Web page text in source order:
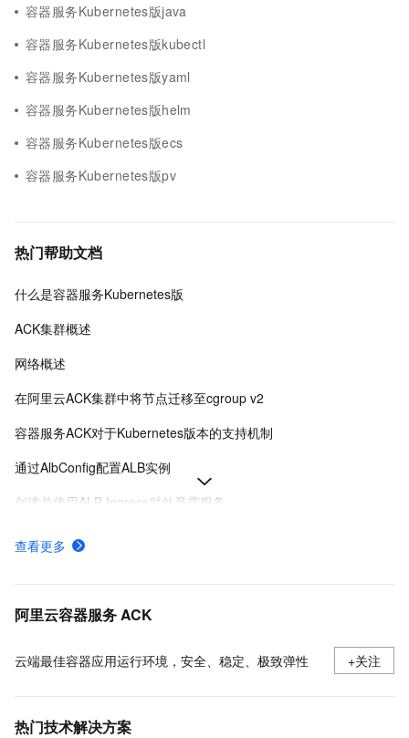
容器服务Kubernetes版java
容器服务Kubernetes版kubectl
容器服务Kubernetes版yaml
容器服务Kubernetes版helm
容器服务Kubernetes版ecs
容器服务Kubernetes版pv
热门帮助文档
什么是容器服务Kubernetes版
ACK集群概述
网络概述
在阿里云ACK集群中将节点迁移至cgroup v2
容器服务ACK对于Kubernetes版本的支持机制
通过AlbConfig配置ALB实例
创建并使用ALB Ingress对外暴露服务
Ingress概述
采集ACK集群容器日志（DaemonSet方式部署日志采集）
查看更多
阿里云容器服务 ACK
云端最佳容器应用运行环境，安全、稳定、极致弹性 +关注
热门技术解决方案